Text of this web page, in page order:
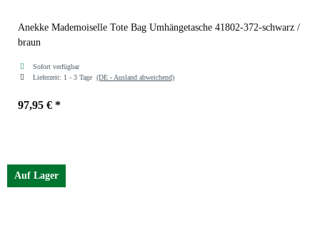
Anekke Mademoiselle Tote Bag Umhängetasche 41802-372-schwarz /
braun
Sofort verfügbar
Lieferzeit: 1 - 3 Tage (DE - Ausland abweichend)
97,95 € *
Auf Lager